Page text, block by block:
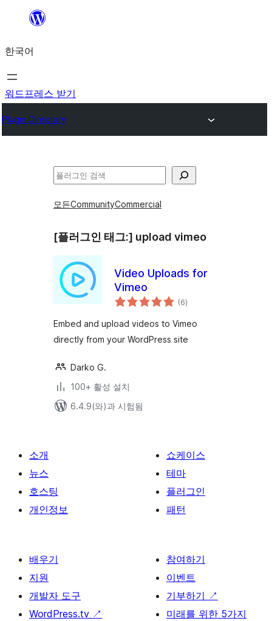
츠
로
바
가
한국어
워드프레스 받기
Plugin Directory
검
모든CommunityCommercial
[플러그인 태그:] upload vimeo
Video Uploads for
Vimeo
(6전
체
점
)
Embed and upload videos to Vimeo
directly from your WordPress site
Darko G.
100+ 활성 설치
6.4.9(와)과 시험됨
소개
뉴스
호스팅
개인정보
쇼케이스
테마
플러그인
패턴
배우기
지원
개발자 도구
WordPress.tv ↗
참여하기
이벤트
기부하기 ↗
미래를 위한 5가지